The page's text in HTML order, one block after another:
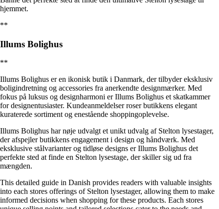
hjemmet.
**
Illums Bolighus
**
Illums Bolighus er en ikonisk butik i Danmark, der tilbyder eksklusiv
boligindretning og accessories fra anerkendte designmærker. Med
fokus på luksus og designharmoni er Illums Bolighus et skatkammer
for designentusiaster. Kundeanmeldelser roser butikkens elegant
kuraterede sortiment og enestående shoppingoplevelse.
Illums Bolighus har nøje udvalgt et unikt udvalg af Stelton lysestager,
der afspejler butikkens engagement i design og håndværk. Med
eksklusive stålvarianter og tidløse designs er Illums Bolighus det
perfekte sted at finde en Stelton lysestage, der skiller sig ud fra
mængden.
This detailed guide in Danish provides readers with valuable insights
into each stores offerings of Stelton lysestager, allowing them to make
informed decisions when shopping for these products. Each stores